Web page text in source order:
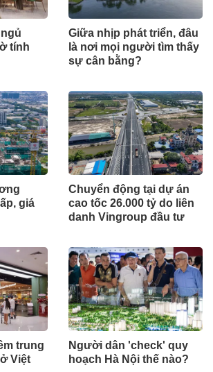
tính
Giữa nhịp phát triển, đâu
là nơi mọi người tìm thấy
sự cân bằng?
giá
Chuyển động tại dự án
cao tốc 26.000 tỷ do liên
danh Vingroup đầu tư
trung
Việt
Người dân 'check' quy
hoạch Hà Nội thế nào?